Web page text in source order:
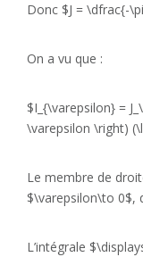
Donc $J = \dfrac{-
On a vu que :
$I_{\varepsilon} =
\varepsilon \right)
Le membre de
$\varepsilon\to 0$,
L’intégrale